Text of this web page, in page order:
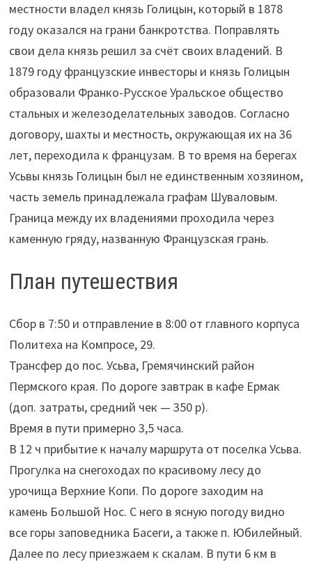
местности владел князь Голицын, который в 1878
году оказался на грани банкротства. Поправлять
свои дела князь решил за счёт своих владений. В
1879 году французские инвесторы и князь Голицын
образовали Франко-Русское Уральское общество
стальных и железоделательных заводов. Согласно
договору, шахты и местность, окружающая их на 36
лет, переходила к французам. В то время на берегах
Усьвы князь Голицын был не единственным хозяином,
часть земель принадлежала графам Шуваловым.
Граница между их владениями проходила через
каменную гряду, названную Французская грань.
План путешествия
Сбор в 7:50 и отправление в 8:00 от главного корпуса
Политеха на Компросе, 29.
Трансфер до пос. Усьва, Гремячинский район
Пермского края. По дороге завтрак в кафе Ермак
(доп. затраты, средний чек — 350 р).
Время в пути примерно 3,5 часа.
В 12 ч прибытие к началу маршрута от поселка Усьва.
Прогулка на снегоходах по красивому лесу до
урочища Верхние Копи. По дороге заходим на
камень Большой Нос. С него в ясную погоду видно
все горы заповедника Басеги, а также п. Юбилейный.
Далее по лесу приезжаем к скалам. В пути 6 км в